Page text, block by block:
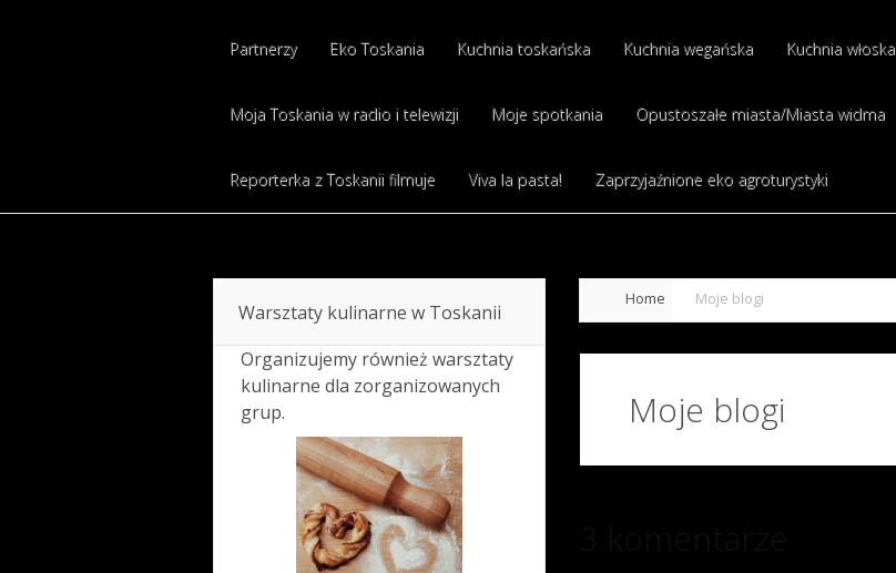
Partnerzy Eko Toskania Kuchnia toskańska Kuchnia wegańska Kuchnia włoska
Moja Toskania w radio i telewizji Moje spotkania Opustoszałe miasta/Miasta widma
Reporterka z Toskanii filmuje Viva la pasta! Zaprzyjaźnione eko agroturystyki
Home Moje blogi
Moje blogi
Warsztaty kulinarne w Toskanii
Organizujemy również warsztaty
kulinarne dla zorganizowanych
grup.